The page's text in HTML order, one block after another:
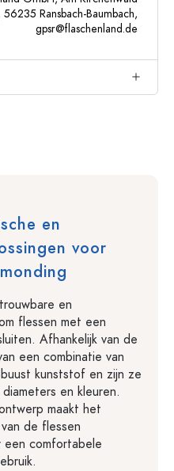
56235 Ransbach-Baumbach,
gpsr@flaschenland.de
en
voor
en
flessen met een
Afhankelijk van de
een combinatie van
kunststof en zijn ze
en kleuren.
maakt het
de flessen
een comfortabele